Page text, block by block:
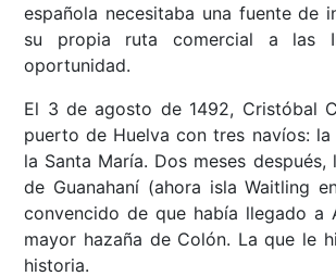
española necesitaba una fuente de
su propia ruta comercial a las
oportunidad.
El 3 de agosto de 1492, Cristóbal
puerto de Huelva con tres navíos: la
la Santa María. Dos meses después,
de Guanahaní (ahora isla Waitling
convencido de que había llegado a
mayor hazaña de Colón. La que le
historia.